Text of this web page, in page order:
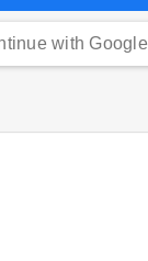
with Google